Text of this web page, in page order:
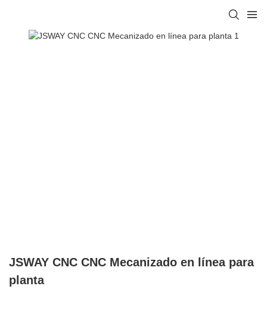
JSWAY CNC CNC Mecanizado en línea para
planta